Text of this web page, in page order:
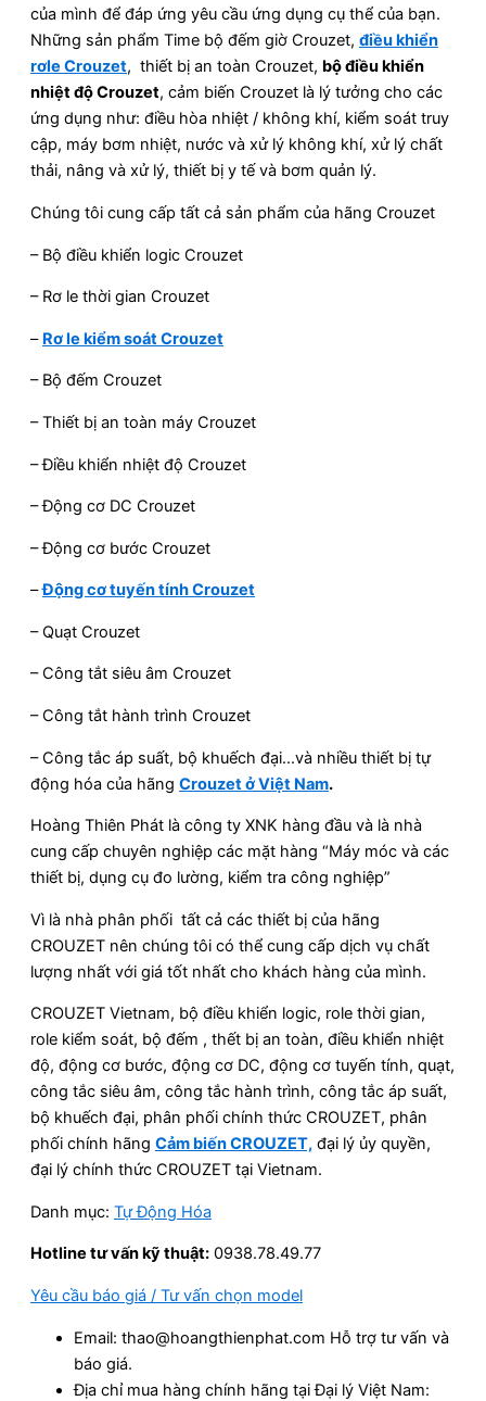
của mình để đáp ứng yêu cầu ứng dụng cụ thể của bạn.
Những sản phẩm Time bộ đếm giờ Crouzet, điều khiển
rơle Crouzet, thiết bị an toàn Crouzet, bộ điều khiển
nhiệt độ Crouzet, cảm biến Crouzet là lý tưởng cho các
ứng dụng như: điều hòa nhiệt / không khí, kiểm soát truy
cập, máy bơm nhiệt, nước và xử lý không khí, xử lý chất
thải, nâng và xử lý, thiết bị y tế và bơm quản lý.
Chúng tôi cung cấp tất cả sản phẩm của hãng Crouzet
– Bộ điều khiển logic Crouzet
– Rơ le thời gian Crouzet
– Rơ le kiểm soát Crouzet
– Bộ đếm Crouzet
– Thiết bị an toàn máy Crouzet
– Điều khiển nhiệt độ Crouzet
– Động cơ DC Crouzet
– Động cơ bước Crouzet
–Động cơ tuyến tính Crouzet
– Quạt Crouzet
– Công tắt siêu âm Crouzet
– Công tắt hành trình Crouzet
– Công tắc áp suất, bộ khuếch đại…và nhiều thiết bị tự
động hóa của hãng Crouzet ở Việt Nam.
Hoàng Thiên Phát là công ty XNK hàng đầu và là nhà
cung cấp chuyên nghiệp các mặt hàng “Máy móc và các
thiết bị, dụng cụ đo lường, kiểm tra công nghiệp”
Vì là nhà phân phối tất cả các thiết bị của hãng
CROUZET nên chúng tôi có thể cung cấp dịch vụ chất
lượng nhất với giá tốt nhất cho khách hàng của mình.
CROUZET Vietnam, bộ điều khiển logic, role thời gian,
role kiểm soát, bộ đếm , thết bị an toàn, điều khiển nhiệt
độ, động cơ bước, động cơ DC, động cơ tuyến tính, quạt,
công tắc siêu âm, công tắc hành trình, công tắc áp suất,
bộ khuếch đại, phân phối chính thức CROUZET, phân
phối chính hãng Cảm biến CROUZET, đại lý ủy quyền,
đại lý chính thức CROUZET tại Vietnam.
Danh mục: Tự Động Hóa
Hotline tư vấn kỹ thuật: 0938.78.49.77
Yêu cầu báo giá / Tư vấn chọn model
Email: thao@hoangthienphat.com Hỗ trợ tư vấn và
báo giá.
Địa chỉ mua hàng chính hãng tại Đại lý Việt Nam: